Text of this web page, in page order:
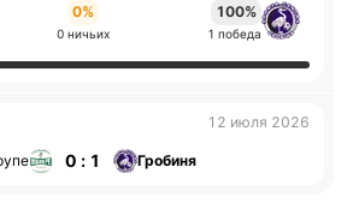
0%
0 ничьих
100%
1 победа
12 июля 2026
0 : 1 Гробиня